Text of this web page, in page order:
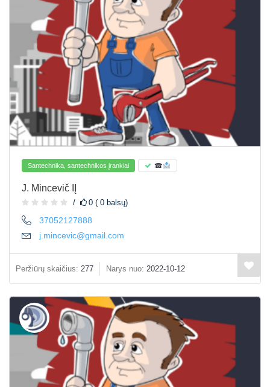
Santechnika, santechnikos įrankiai ☎
J. Mincevič IĮ
0 ( 0 balsų)
37052127888
j.mincevic@gmail.com
Peržiūrų skaičius: 277 Narys nuo: 2022-10-12